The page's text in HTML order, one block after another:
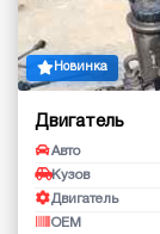
Новинка
Двигатель
Авто
Кузов
Двигатель
OEM